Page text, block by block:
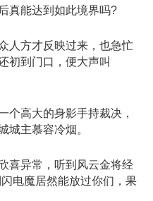
真能达到如此境界吗?
方才反映过来，也急忙
初到门口，便大声叫
高大的身影手持裁决，
城主慕容冷烟。
异常，听到风云金将经
电魔居然能放过你们，果